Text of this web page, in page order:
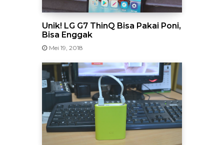
Unik! LG G7 ThinQ Bisa Pakai Poni,
Bisa Enggak
Mei 19, 2018